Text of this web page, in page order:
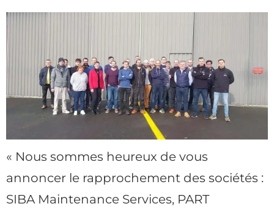
« Nous sommes heureux de vous
annoncer le rapprochement des sociétés :
SIBA Maintenance Services, PART